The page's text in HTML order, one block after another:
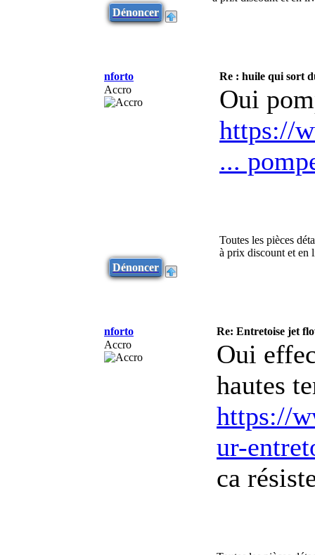
Dénoncer
nforto
Re : huile qui sort
Accro
Oui
https://
...
Toutes les pièces
à prix discount et
Dénoncer
nforto
Re: Entretoise jet
Accro
Oui
hautes
https://
ur-
ca